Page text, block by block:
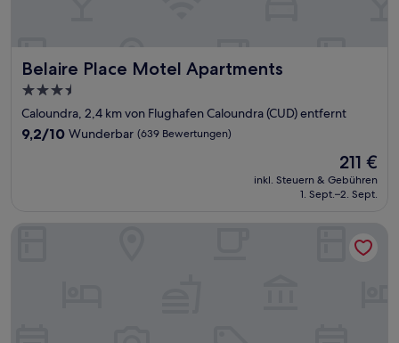
Belaire Place Motel Apartments
Belaire Place Motel Apartments
3.5-
Sterne-
Unterkunft
Caloundra, 2,4 km von Flughafen Caloundra (CUD) entfernt
9.2
9,2/10 Wunderbar (639 Bewertungen)
Der
Preis
beträgt
211 €
inkl. Steuern & Gebühren
1. Sept.–2. Sept.
Nightcap at Golden Beach Tavern